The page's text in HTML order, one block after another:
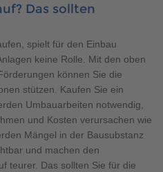
Das sollten
spielt für den Einbau
keine Rolle. Mit den oben
können Sie die
stützen. Kaufen Sie ein
Umbauarbeiten notwendig,
und Kosten verursachen wie
Mängel in der Bausubstanz
und machen den
teurer. Das sollten Sie für die